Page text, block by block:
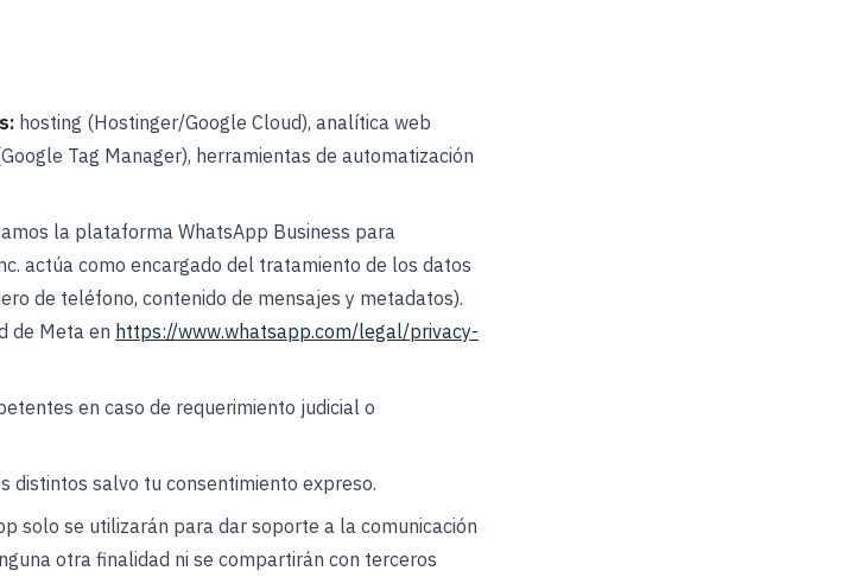
hosting (Hostinger/Google Cloud), analítica web
Tag Manager), herramientas de automatización
la plataforma WhatsApp Business para
actúa como encargado del tratamiento de los datos
de teléfono, contenido de mensajes y metadatos).
de Meta en https://www.whatsapp.com/legal/privacy-
en caso de requerimiento judicial o
distintos salvo tu consentimiento expreso.
solo se utilizarán para dar soporte a la comunicación
otra finalidad ni se compartirán con terceros